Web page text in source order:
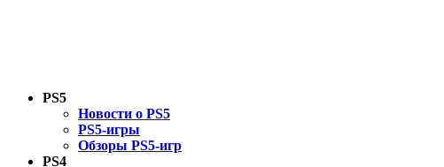
PS5
Новости о PS5
PS5-игры
Обзоры PS5-игр
PS4